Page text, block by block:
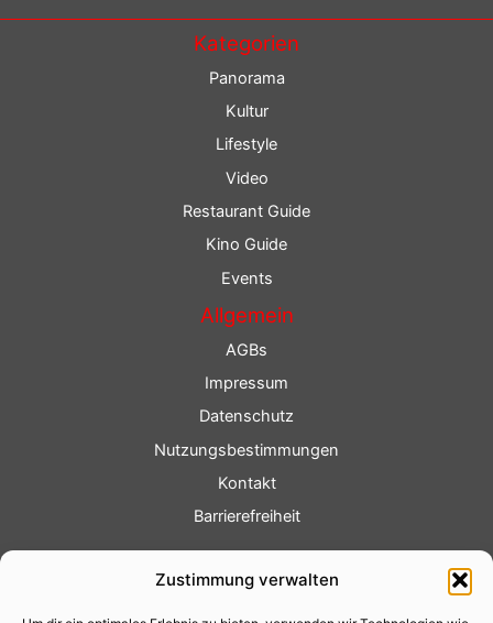
Zustimmung verwalten
Kategorien
Panorama
Kultur
Lifestyle
Video
Restaurant Guide
Kino Guide
Events
Allgemein
AGBs
Impressum
Datenschutz
Nutzungsbestimmungen
Kontakt
Barrierefreiheit
Fotoservice